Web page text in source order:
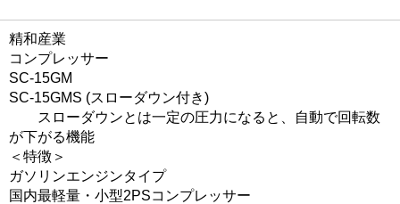
精和産業
コンプレッサー
SC-15GM
SC-15GMS (スローダウン付き)
スローダウンとは一定の圧力になると、自動で回転数
が下がる機能
＜特徴＞
ガソリンエンジンタイプ
国内最軽量・小型2PSコンプレッサー